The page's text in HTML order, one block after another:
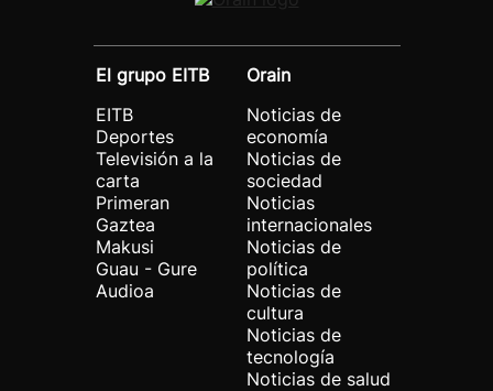
El grupo EITB
EITB
Deportes
Televisión a la
carta
Primeran
Gaztea
Makusi
Guau - Gure
Audioa
Orain
Noticias de
economía
Noticias de
sociedad
Noticias
internacionales
Noticias de
política
Noticias de
cultura
Noticias de
tecnología
Noticias de salud